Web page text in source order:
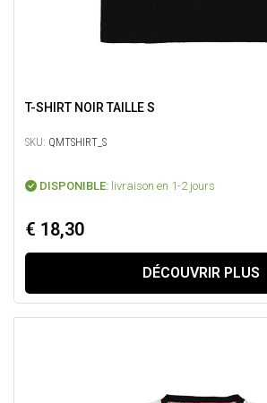
T-SHIRT NOIR TAILLE S
SKU: QMTSHIRT_S
DISPONIBLE: livraison en 1-2 jours
€ 18,30
DÉCOUVRIR PLUS